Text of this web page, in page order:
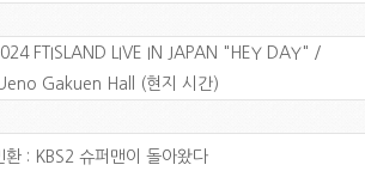
FTISLAND LIVE IN JAPAN "HEY DAY" /
Gakuen Hall (현지 시간)
환 : KBS2 슈퍼맨이 돌아왔다